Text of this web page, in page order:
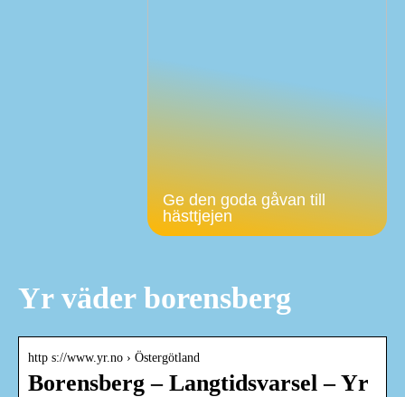
Ge den goda gåvan till
hästtjejen
Yr väder borensberg
http s://www.yr.no › Östergötland
Borensberg – Langtidsvarsel – Yr